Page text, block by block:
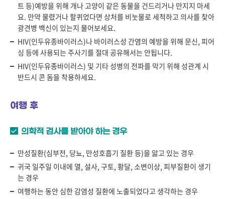
트 등)예방을 위해 개나 고양이 같은 동물을 건드리거나 만지지 마세
요. 만약 물렸거나 할퀴었다면 상처를 비눗물로 세척하고 의사를 찾아
광견병 백신이 있는지 물어보세요.
HIV(인두유종바이러스)나 바이러스성 간염의 예방을 위해 문신, 피어
싱 등에 사용되는 주사기를 절대 공유해서는 안됩니다.
HIV(인두유종바이러스) 및 기타 성병의 전파를 막기 위해 성관계 시
반드시 콘 돔을 착용하세요.
여행 후
의학적 검사를 받아야 하는 경우
만성질환(심부전, 당뇨, 만성호흡기 질환 등)을 앓고 있는 경우
귀국 일주일 이내에 열, 설사, 구토, 황달, 소변이상, 피부질환이 생기
는 경우
여행하는 동안 심한 감염성 질환에 노출되었다고 생각하는 경우